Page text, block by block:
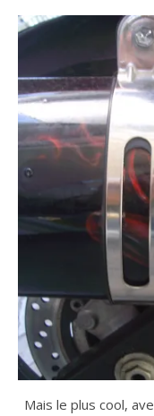
Mais le plus cool,